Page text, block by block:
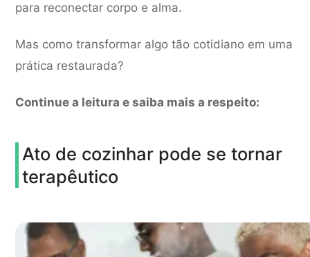
para reconectar corpo e alma.
Mas como transformar algo tão cotidiano em uma
prática restaurada?
Continue a leitura e saiba mais a respeito:
Ato de cozinhar pode se tornar
terapêutico